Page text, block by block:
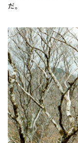
だ。